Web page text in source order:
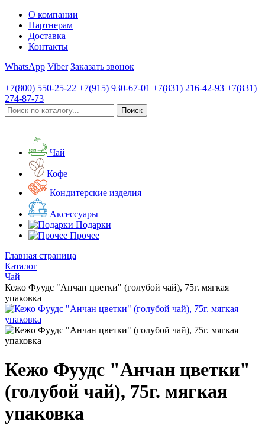
О компании
Партнерам
Доставка
Контакты
WhatsApp Viber Заказать звонок
+7(800) 550-25-22 +7(915) 930-67-01 +7(831) 216-42-93 +7(831)
274-87-73
Чай
Кофе
Кондитерские изделия
Аксессуары
Подарки
Прочее
Главная страница
Каталог
Чай
Кежо Фуудс "Анчан цветки" (голубой чай), 75г. мягкая
упаковка
Кежо Фуудс "Анчан цветки"
(голубой чай), 75г. мягкая
упаковка